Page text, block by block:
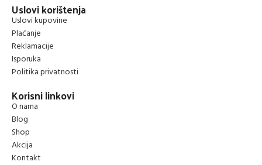
Uslovi korištenja
Uslovi kupovine
Plaćanje
Reklamacije
Isporuka
Politika privatnosti
Korisni linkovi
O nama
Blog
Shop
Akcija
Kontakt